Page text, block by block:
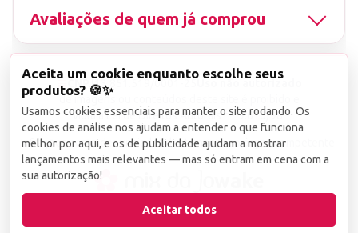
Avaliações de quem já comprou
▤ CNPJ13.851.519/0001-25
de imagens ou conteúdos deste site é proibido e
viola a Lei de Direitos Autorais nº 9.610/98.
Infrações serão denunciadas diretamente ao órgão competente.
Aceita um cookie enquanto escolhe seus
produtos? 🍪✨
Usamos cookies essenciais para manter o site rodando. Os
cookies de análise nos ajudam a entender o que funciona
melhor por aqui, e os de publicidade ajudam a mostrar
lançamentos mais relevantes — mas só entram em cena com a
sua autorização!
Aceitar todos